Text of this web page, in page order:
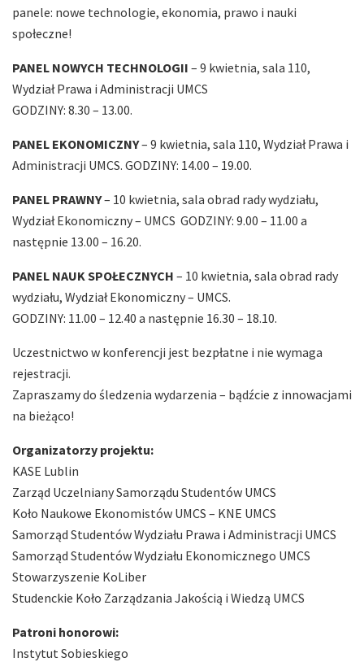
panele: nowe technologie, ekonomia, prawo i nauki
społeczne!
PANEL NOWYCH TECHNOLOGII – 9 kwietnia, sala 110,
Wydział Prawa i Administracji UMCS
GODZINY: 8.30 – 13.00.
PANEL EKONOMICZNY– 9 kwietnia, sala 110, Wydział Prawa i
Administracji UMCS. GODZINY: 14.00 – 19.00.
PANEL PRAWNY– 10 kwietnia, sala obrad rady wydziału,
Wydział Ekonomiczny – UMCS GODZINY: 9.00 – 11.00 a
następnie 13.00 – 16.20.
PANEL NAUK SPOŁECZNYCH – 10 kwietnia, sala obrad rady
wydziału, Wydział Ekonomiczny – UMCS.
GODZINY: 11.00 – 12.40 a następnie 16.30 – 18.10.
Uczestnictwo w konferencji jest bezpłatne i nie wymaga
rejestracji.
Zapraszamy do śledzenia wydarzenia – bądźcie z innowacjami
na bieżąco!
Organizatorzy projektu:
KASE Lublin
Zarząd Uczelniany Samorządu Studentów UMCS
Koło Naukowe Ekonomistów UMCS – KNE UMCS
Samorząd Studentów Wydziału Prawa i Administracji UMCS
Samorząd Studentów Wydziału Ekonomicznego UMCS
Stowarzyszenie KoLiber
Studenckie Koło Zarządzania Jakością i Wiedzą UMCS
Patroni honorowi:
Instytut Sobieskiego